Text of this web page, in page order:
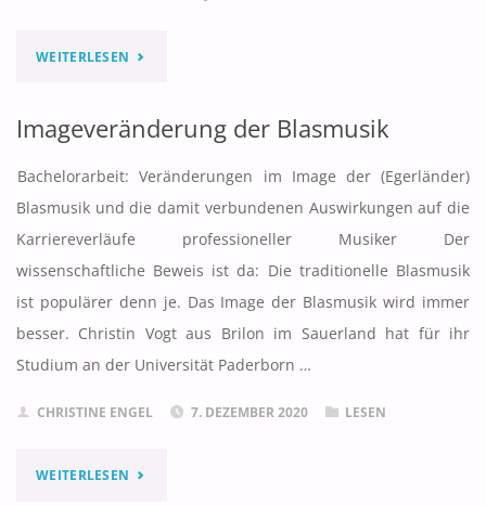
WEITERLESEN "DIE
UND
DIE
Imageveränderung der Blasmusik
Bachelorarbeit: Veränderungen im Image der (Egerländer)
Blasmusik und die damit verbundenen Auswirkungen auf die
Karriereverläufe professioneller Musiker Der
wissenschaftliche Beweis ist da: Die traditionelle Blasmusik
ist populärer denn je. Das Image der Blasmusik wird immer
besser. Christin Vogt aus Brilon im Sauerland hat für ihr
Studium an der Universität Paderborn …
CHRISTINE ENGEL 7. DEZEMBER 2020 LESEN
WEITERLESEN "IMAGEVERÄNDERUNG